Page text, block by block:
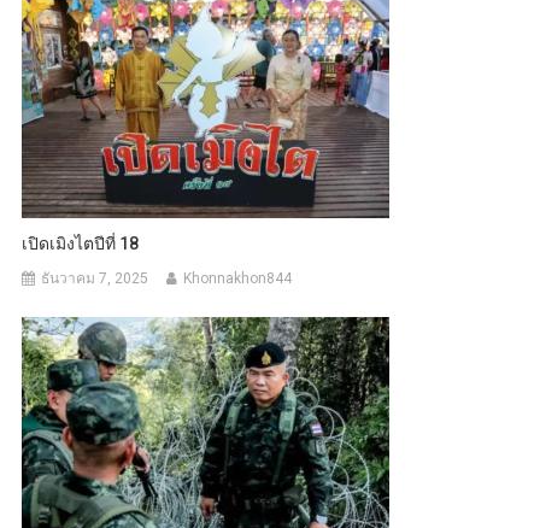
เปิดเมิงไตปีที่ 18
ธันวาคม 7, 2025 Khonnakhon844